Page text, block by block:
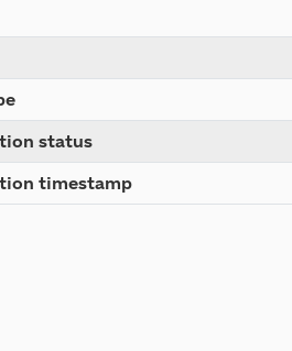
status
timestamp